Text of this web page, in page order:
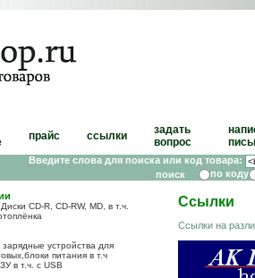
прайс ссылки
задать
вопрос
Введите слова для поиска или код товара:
по коду
CD-R, CD-RW, MD, в т.ч.
устройства для
питания в т.ч
в т.ч. с USB
Ссылки
Ссылки на